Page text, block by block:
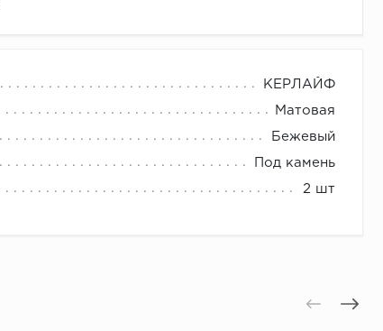
КЕРЛАЙФ
Матовая
Бежевый
Под камень
2 шт